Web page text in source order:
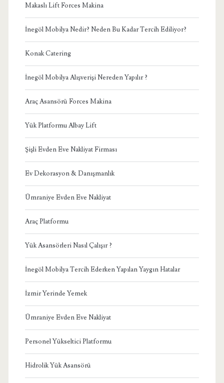
Makaslı Lift Forces Makina
İnegöl Mobilya Nedir? Neden Bu Kadar Tercih Ediliyor?
Konak Catering
İnegöl Mobilya Alışverişi Nereden Yapılır ?
Araç Asansörü Forces Makina
Yük Platformu Albay Lift
Şişli Evden Eve Nakliyat Firması
Ev Dekorasyon & Danışmanlık
Ümraniye Evden Eve Nakliyat
Araç Platformu
Yük Asansörleri Nasıl Çalışır ?
İnegöl Mobilya Tercih Ederken Yapılan Yaygın Hatalar
İzmir Yerinde Yemek
Ümraniye Evden Eve Nakliyat
Personel Yükseltici Platformu
Hidrolik Yük Asansörü